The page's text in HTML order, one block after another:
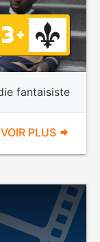
fantaisiste
VOIR PLUS